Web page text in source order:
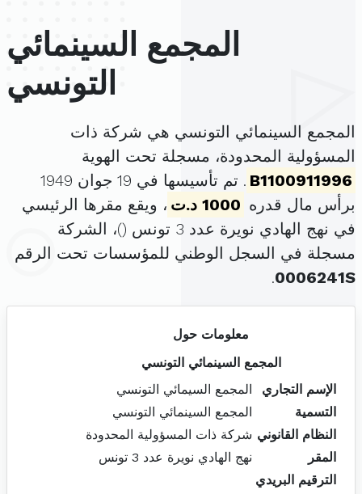
المجمع السينمائي
التونسي
المجمع السينمائي التونسي هي شركة ذات
المسؤولية المحدودة، مسجلة تحت الهوية
B1100911996
. تم تأسيسها في 19 جوان 1949
برأس مال قدره 1000 د.ت
، ويقع مقرها الرئيسي
في نهج الهادي نويرة عدد 3 تونس (
)، الشركة
مسجلة في السجل الوطني للمؤسسات تحت الرقم
0006241S
.
معلومات حول
المجمع السينمائي التونسي
الإسم التجاري
المجمع السيمائي التونسي
التسمية
المجمع السينمائي التونسي
النظام القانوني شركة ذات المسؤولية المحدودة
المقر
نهج الهادي نويرة عدد 3 تونس
الترقيم البريدي